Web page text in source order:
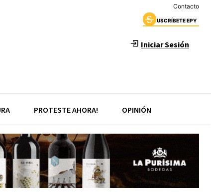
Contacto
USCRÍBETE EPY
Iniciar Sesión
PROTESTE AHORA! OPINIÓN